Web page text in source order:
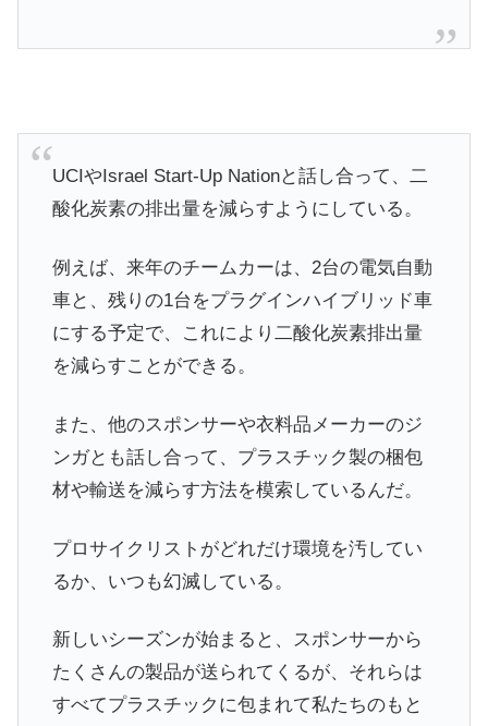
UCIやIsrael Start-Up Nationと話し合って、二
酸化炭素の排出量を減らすようにしている。
例えば、来年のチームカーは、2台の電気自動
車と、残りの1台をプラグインハイブリッド車
にする予定で、これにより二酸化炭素排出量
を減らすことができる。
また、他のスポンサーや衣料品メーカーのジ
ンガとも話し合って、プラスチック製の梱包
材や輸送を減らす方法を模索しているんだ。
プロサイクリストがどれだけ環境を汚してい
るか、いつも幻滅している。
新しいシーズンが始まると、スポンサーから
たくさんの製品が送られてくるが、それらは
すべてプラスチックに包まれて私たちのもと